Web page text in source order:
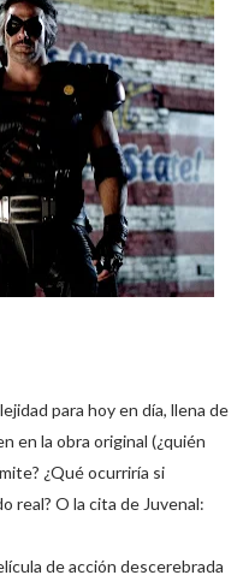
para hoy en día, llena de
en la obra original (¿quién
¿Qué ocurriría si
real? O la cita de Juvenal:
de acción descerebrada